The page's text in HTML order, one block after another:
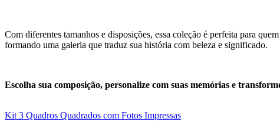
Com diferentes tamanhos e disposições, essa coleção é perfeita para
formando uma galeria que traduz sua história com beleza e significado.
Escolha sua composição, personalize com suas memórias e
Kit 3 Quadros Quadrados com Fotos Impressas